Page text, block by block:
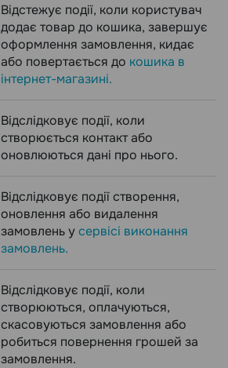
Відстежує події, коли користувач
додає товар до кошика, завершує
оформлення замовлення, кидає
або повертається до кошика в
інтернет-магазині.
Відслідковує події, коли
створюється контакт або
оновлюються дані про нього.
Відслідковує події створення,
оновлення або видалення
замовлень усервісі виконання
замовлень.
Відслідковує події, коли
створюються, оплачуються,
скасовуються замовлення або
робиться повернення грошей за
замовлення.